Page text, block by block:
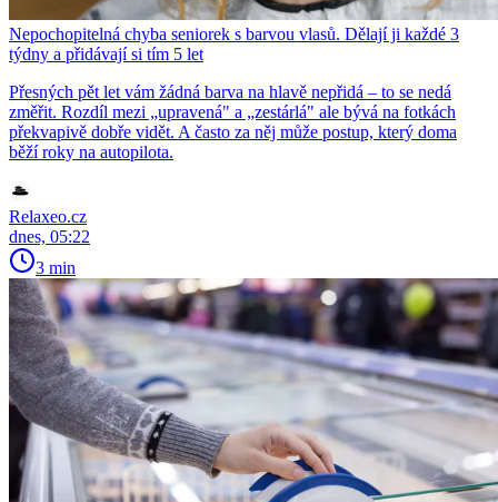
Nepochopitelná chyba seniorek s barvou vlasů. Dělají ji každé 3
týdny a přidávají si tím 5 let
Přesných pět let vám žádná barva na hlavě nepřidá – to se nedá
změřit. Rozdíl mezi „upravená" a „zestárlá" ale bývá na fotkách
překvapivě dobře vidět. A často za něj může postup, který doma
běží roky na autopilota.
Relaxeo.cz
dnes, 05:22
3 min